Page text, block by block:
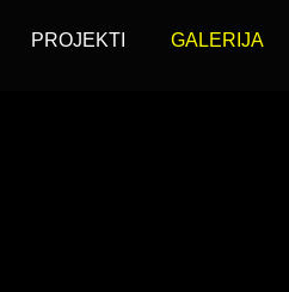
PROJEKTI GALERIJA